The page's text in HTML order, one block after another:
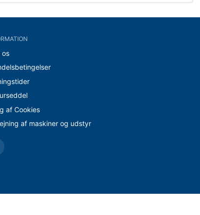
os
af Cookies
af maskiner og udstyr